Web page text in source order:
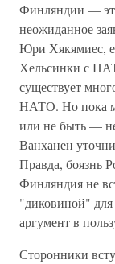
Финляндии —
неожиданное
Юри Хякямиес,
Хельсинки с
существует
НАТО. Но пока
или не быть —
Ванханен
Правда, боязнь
Финляндия не
"диковиной"
аргумент в
Сторонники